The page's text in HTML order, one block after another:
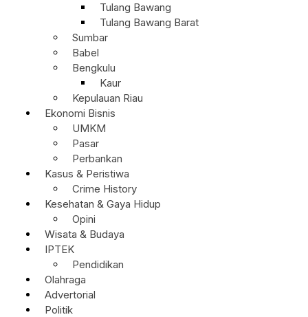
Tulang Bawang
Tulang Bawang Barat
Sumbar
Babel
Bengkulu
Kaur
Kepulauan Riau
Ekonomi Bisnis
UMKM
Pasar
Perbankan
Kasus & Peristiwa
Crime History
Kesehatan & Gaya Hidup
Opini
Wisata & Budaya
IPTEK
Pendidikan
Olahraga
Advertorial
Politik